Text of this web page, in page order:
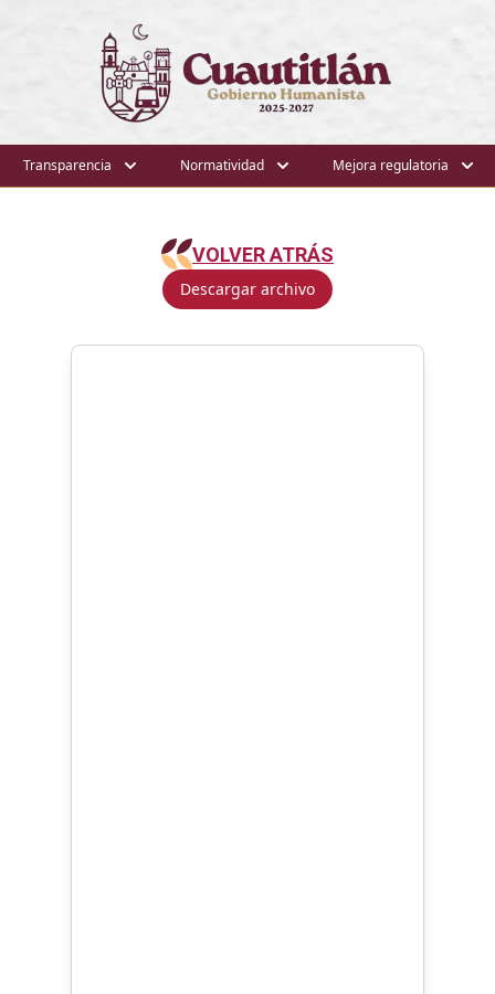
Transparencia Normatividad Mejora regulatoria
VOLVER ATRÁS
Descargar archivo